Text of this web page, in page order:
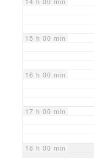
15 h 00 min
16 h 00 min
17 h 00 min
18 h 00 min